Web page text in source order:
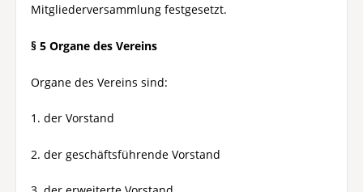
Mitgliederversammlung festgesetzt.
§ 5 Organe des Vereins
Organe des Vereins sind:
1. der Vorstand
2. der geschäftsführende Vorstand